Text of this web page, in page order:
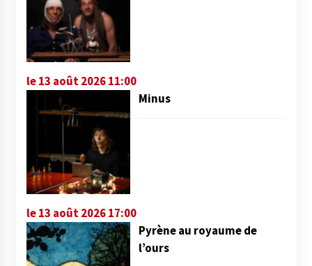
le 13 août 2026 11:00
Minus
le 13 août 2026 17:00
Pyrène au royaume de
l’ours